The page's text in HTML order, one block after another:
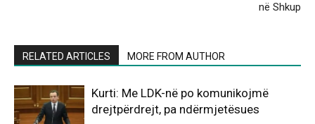
në Shkup
RELATED ARTICLES MORE FROM AUTHOR
Kurti: Me LDK-në po komunikojmë
drejtpërdrejt, pa ndërmjetësues